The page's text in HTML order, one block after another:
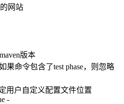
网站
版本
果命令包含了test phase，则忽略
用户自定义配置文件位置
-